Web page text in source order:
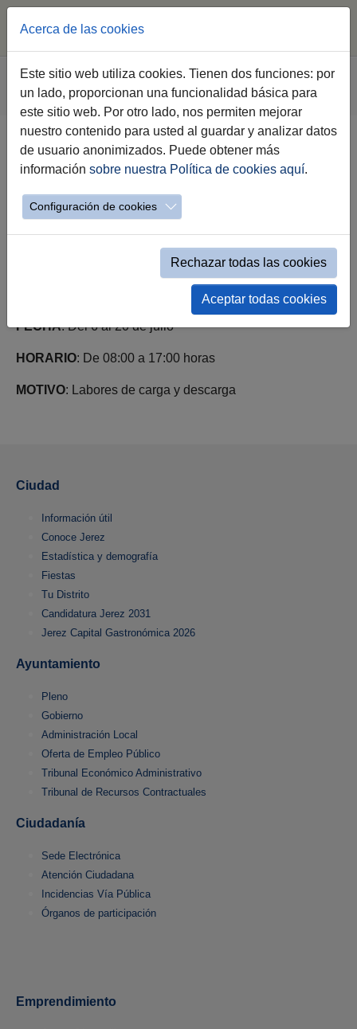
Saltar al contenido principal
Estás aquí:
Jerez.es Webs Municipales
Movilidad
Evento simple Tráfico
CALLE PILAR PAZ PASAMAR (06
: Corte parcial de tráfico
FECHA: Del 6 al 20 de julio
HORARIO: De 08:00 a 17:00 horas
MOTIVO: Labores de carga y descarga
Ciudad
Información útil
Conoce Jerez
Estadística y demografía
Fiestas
Tu Distrito
Candidatura Jerez 2031
Jerez Capital Gastronómica 2026
Ayuntamiento
Pleno
Gobierno
Administración Local
Oferta de Empleo Público
Tribunal Económico Administrativo
Tribunal de Recursos Contractuales
Ciudadanía
Sede Electrónica
Atención Ciudadana
Incidencias Vía Pública
Órganos de participación
Emprendimiento
Acerca de las cookies
Este sitio web utiliza cookies. Tienen dos funciones: por
un lado, proporcionan una funcionalidad básica para
este sitio web. Por otro lado, nos permiten mejorar
nuestro contenido para usted al guardar y analizar datos
de usuario anonimizados. Puede obtener más
información sobre nuestra Política de cookies aquí.
Configuración de cookies
Rechazar todas las cookies
Aceptar todas cookies